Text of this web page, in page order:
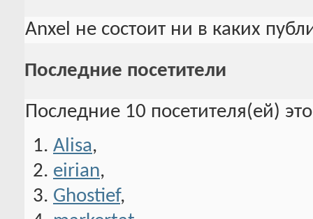
Anxel не состоит ни в каких
Последние посетители
Последние 10 посетителя(ей)
Alisa,
eirian,
Ghostief,